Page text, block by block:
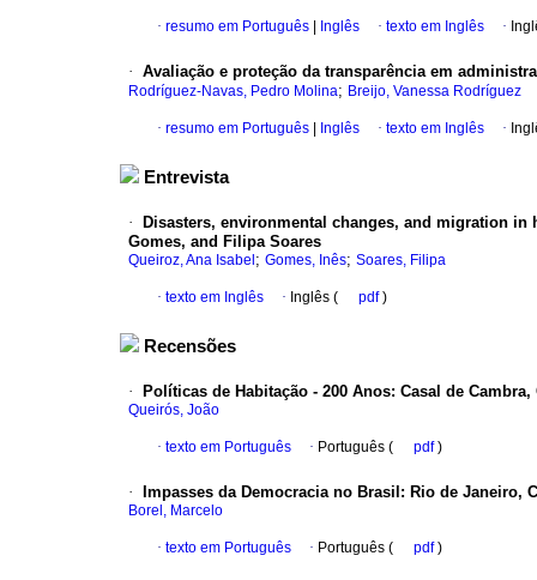
· resumo em Português Inglês · texto em Inglês ·
· Avaliação e proteção da transparência em
Rodríguez-Navas, Pedro Molina; Breijo, Vanessa Rodríguez
· resumo em Português Inglês · texto em Inglês ·
Entrevista
·
Disasters, environmental changes, and migration in
Gomes, and Filipa Soares
Queiroz, Ana Isabel ; Gomes, Inês; Soares, Filipa
· texto em Inglês · Inglês ( pdf)
Recensões
· Políticas de Habitação - 200 Anos: Casal de
Queirós, João
· texto em Português · Português ( pdf)
· Impasses da Democracia no Brasil : Rio de Janeiro,
Borel, Marcelo
· texto em Português · Português ( pdf)